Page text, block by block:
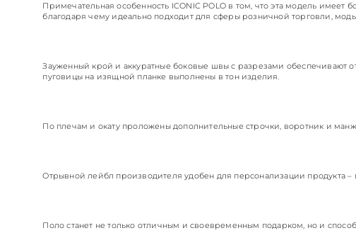
Примечательная особенность ICONIC POLO в том, что эта модель имеет
благодаря чему идеально подходит для сферы розничной торговли,
Зауженный крой и аккуратные боковые швы с разрезами обеспечивают
пуговицы на изящной планке выполнены в тон изделия.
По плечам и окату проложены дополнительные строчки, воротник и
Отрывной лейбл производителя удобен для персонализации продукта
Поло станет не только отличным и своевременным подарком, но и